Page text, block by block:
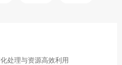
处理与资源高效利用